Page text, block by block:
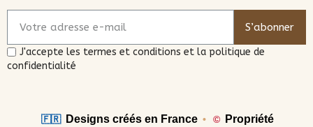
S’abonner
J'accepte les termes et conditions et la politique de
confidentialité
🇫🇷 Designs créés en France • ©
Propriété